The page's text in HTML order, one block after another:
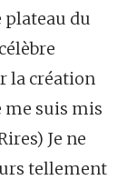
du
la création
me suis mis
Je ne
tellement